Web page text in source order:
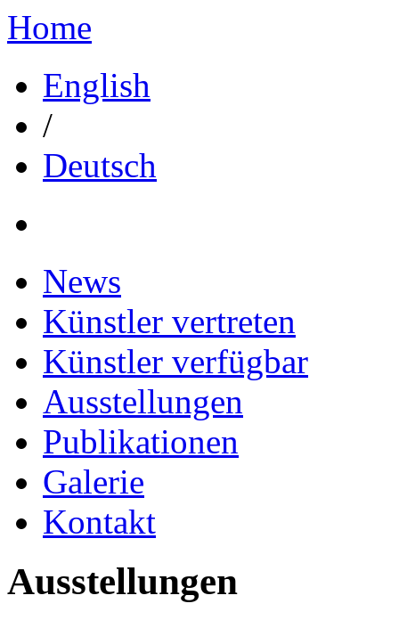
Home
English
/
Deutsch
News
Künstler vertreten
Künstler verfügbar
Ausstellungen
Publikationen
Galerie
Kontakt
Ausstellungen